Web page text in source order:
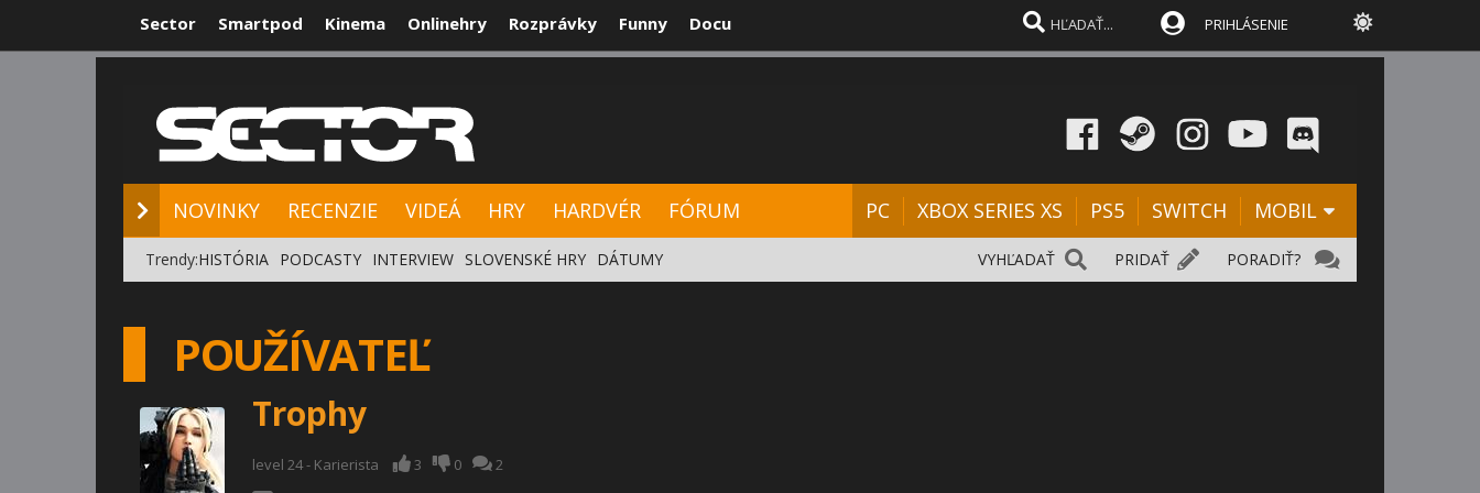
Sector Smartpod Kinema Onlinehry Rozprávky Funny Docu PRIHLÁSENIE
NOVINKY RECENZIE VIDEÁ HRY HARDVÉR FÓRUM PC XBOX SERIES XS PS5 SWITCH MOBIL
PORADIŤ?
PRIDAŤ
VYHĽADAŤ
Trendy:HISTÓRIA PODCASTY INTERVIEW SLOVENSKÉ HRY DÁTUMY
POUŽÍVATEĽ
Trophy
level 24 - Karierista 3 0 2